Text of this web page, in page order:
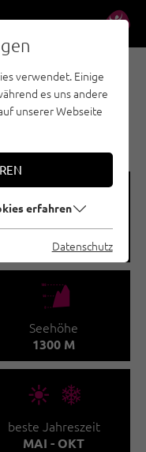
|
🔹
Routenlänge
10 - 45 M
🞱
Seehöhe
1300 M
🞀🖈
beste Jahreszeit
MAI - OKT
verwendet. Einige
es uns andere
unserer Webseite
erfahren
Datenschutz